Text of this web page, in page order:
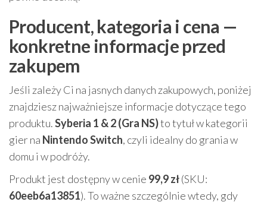
Producent, kategoria i cena —
konkretne informacje przed
zakupem
Jeśli zależy Ci na jasnych danych zakupowych, poniżej
znajdziesz najważniejsze informacje dotyczące tego
produktu.Syberia 1 & 2 (Gra NS)to tytuł w kategorii
gier na Nintendo Switch, czyli idealny do grania w
domu i w podróży.
Produkt jest dostępny w cenie 99,9 zł(SKU:
60eeb6a13851). To ważne szczególnie wtedy, gdy